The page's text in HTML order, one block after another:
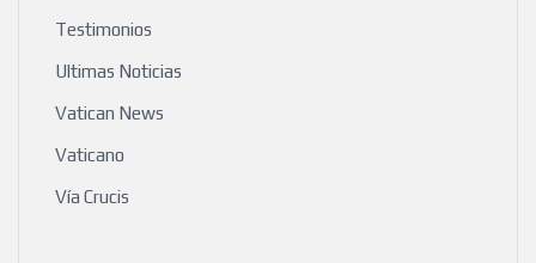
Testimonios
Ultimas Noticias
Vatican News
Vaticano
Vía Crucis